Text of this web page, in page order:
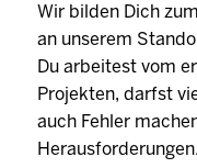
Wir bilden Dich zum
an unserem
Du arbeitest vom
Projekten, darfst
auch Fehler
Herausforderungen.